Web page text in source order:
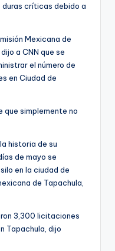
críticas debido a
Mexicana de
a CNN que se
el número de
en Ciudad de
simplemente no
historia de su
de mayo se
en la ciudad de
de Tapachula,
3,300 licitaciones
Tapachula, dijo